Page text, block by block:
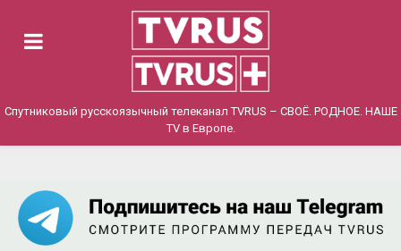
PRIMARY
Спутниковый русскоязычный телеканал TVRUS – СВОЁ. РОДНОЕ. НАШЕ
TV в Европе.